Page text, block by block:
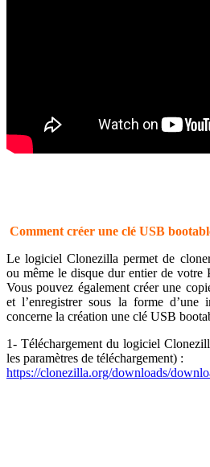
Comment créer une clé USB
Le logiciel Clonezilla permet de
ou même le disque dur entier de votre
Vous pouvez également créer une
et l’enregistrer sous la forme d’une
concerne la création une clé USB
1- Téléchargement du logiciel
les paramètres de téléchargement) :
https://clonezilla.org/downloads/